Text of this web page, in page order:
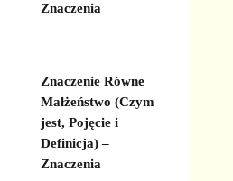
Znaczenia
Znaczenie Równe
Małżeństwo (Czym
jest, Pojęcie i
Definicja) –
Znaczenia